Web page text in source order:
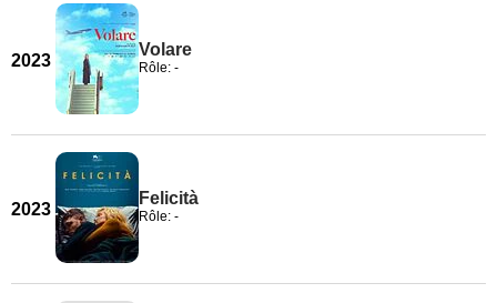
2023
Volare
Rôle: -
2023
Felicità
Rôle: -